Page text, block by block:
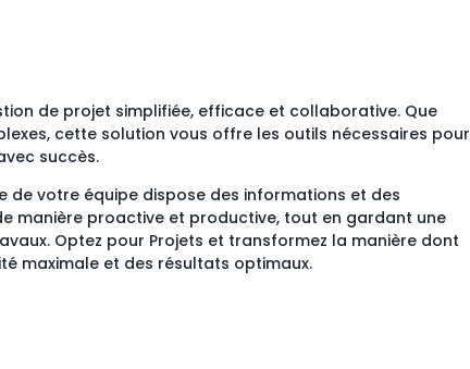
de projet simplifiée, efficace et collaborative. Que
cette solution vous offre les outils nécessaires pour
succès.
de votre équipe dispose des informations et des
manière proactive et productive, tout en gardant une
Optez pour Projets et transformez la manière dont
maximale et des résultats optimaux.